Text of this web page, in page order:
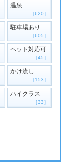
温泉
［620］
駐車場あり
［605］
ペット対応可
［45］
かけ流し
［153］
ハイクラス
［33］